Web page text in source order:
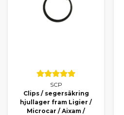
SCP
Clips / segersäkring
hjullager fram Ligier /
Microcar / Aixam /